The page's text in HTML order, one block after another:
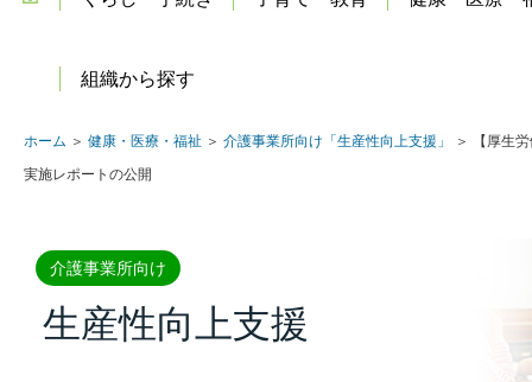
組織から探す
ホーム ＞ 健康・医療・福祉 ＞ 介護事業所向け「生産性向上支援」
＞ 【厚生
実施レポートの公開
介護事業所向け
生産性向上支援